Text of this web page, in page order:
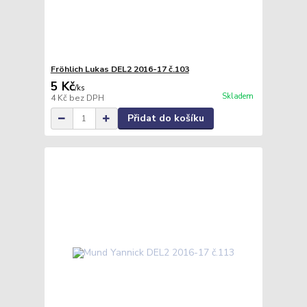
Fröhlich Lukas DEL2 2016-17 č.103
5 Kč/ks
4 Kč bez DPH Skladem
Přidat do košíku